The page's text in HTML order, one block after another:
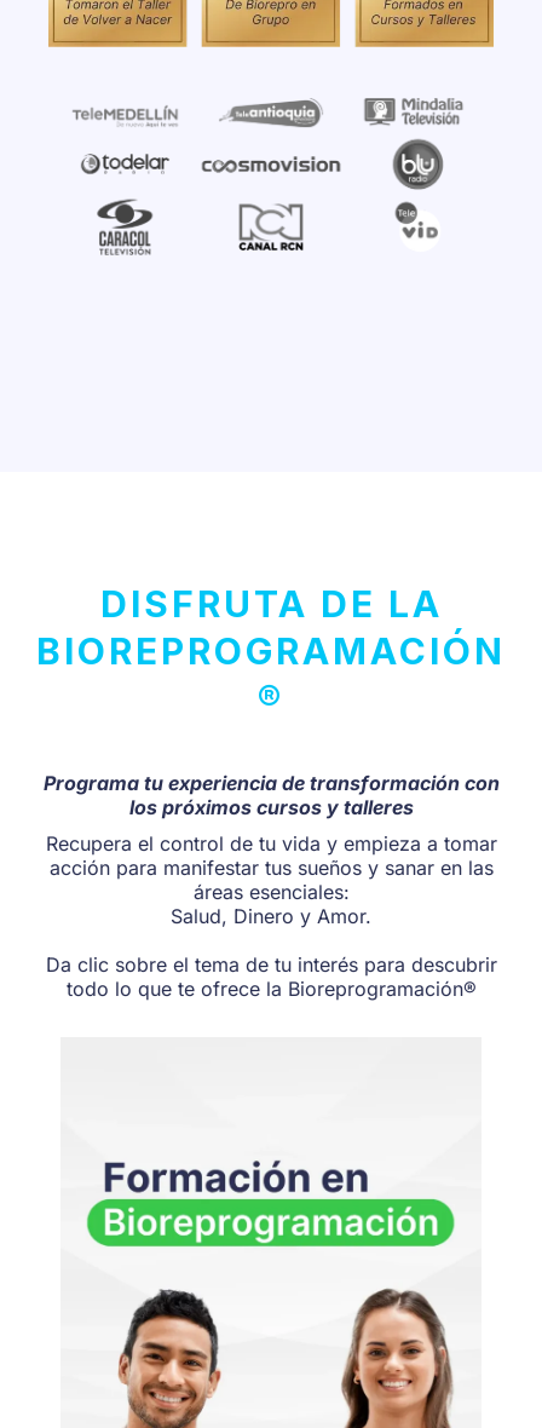
DISFRUTA DE LA
BIOREPROGRAMACIÓN
®
Programa tu experiencia de transformación con
los próximos cursos y talleres
Recupera el control de tu vida y empieza a tomar
acción para manifestar tus sueños y sanar en las
áreas esenciales:
Salud, Dinero y Amor.
Da clic sobre el tema de tu interés para descubrir
todo lo que te ofrece la Bioreprogramación®